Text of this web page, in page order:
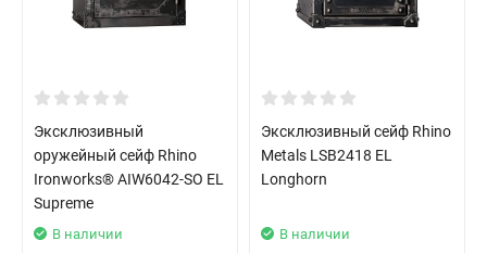
Эксклюзивный
оружейный сейф Rhino
Ironworks® AIW6042-SO EL
Supreme
В наличии
Эксклюзивный сейф Rhino
Metals LSB2418 EL
Longhorn
В наличии